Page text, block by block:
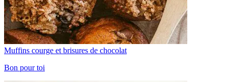
Muffins courge et brisures de chocolat
Bon pour toi